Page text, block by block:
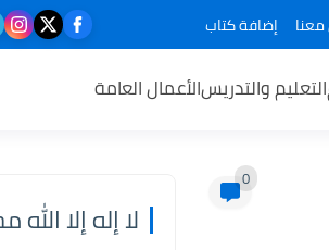
إضافة كتاب
التعليم والتدريسالأعمال العامة
0
لا إله إلا